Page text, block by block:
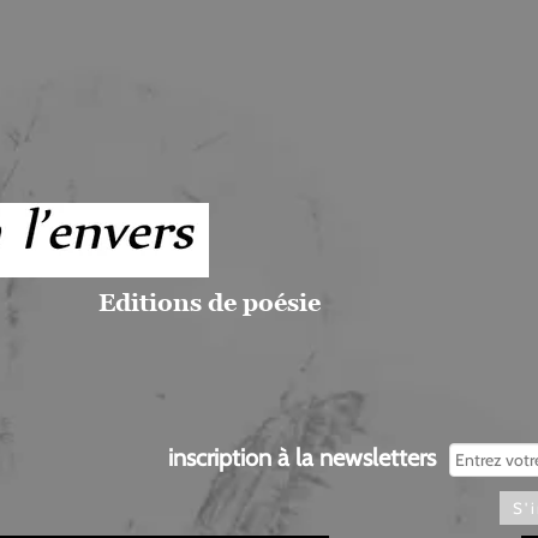
Editions de poésie
inscription à la newsletters